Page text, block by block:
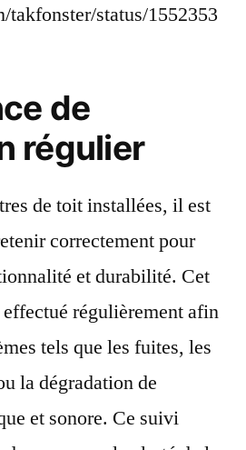
status/1552353
de
régulier
de toit installées, il est
correctement pour
et durabilité. Cet
régulièrement afin
tels que les fuites, les
la dégradation de
et sonore. Ce suivi